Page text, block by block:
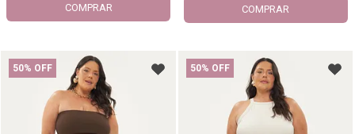
COMPRAR COMPRAR
50% OFF 50% OFF